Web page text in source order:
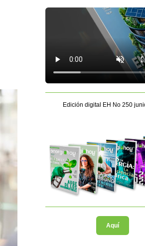
Edición digital EH No 250
Aquí